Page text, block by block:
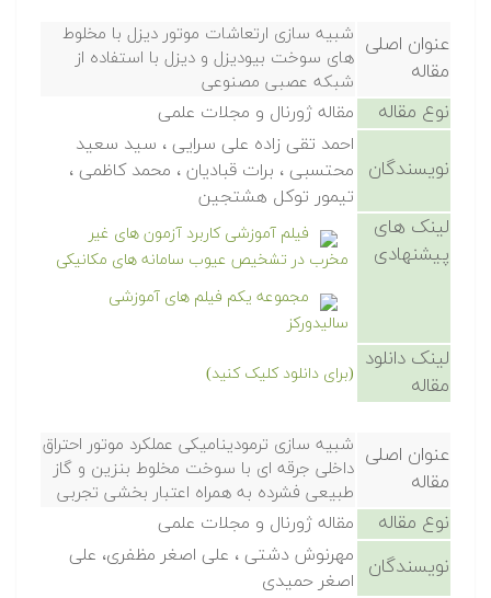
عنوان اصلی
مقاله
شبیه سازی ارتعاشات موتور دیزل با مخلوط
های سوخت بیودیزل و دیزل با استفاده از
شبکه عصبی مصنوعی
نوع مقاله مقاله ژورنال و مجلات علمی
نویسندگان
احمد تقی زاده علی سرایی ، سید سعید
محتسبی ، برات قبادیان ، محمد کاظمی ،
تیمور توکل هشتجین
لینک های
پیشنهادی
فیلم آموزشی کاربرد آزمون های غیر
مخرب در تشخیص عیوب سامانه های مکانیکی
مجموعه یکم فیلم های آموزشی
سالیدورکز
لینک دانلود
مقاله
(برای دانلود کلیک کنید)
عنوان اصلی
مقاله
شبیه سازی ترمودینامیکی عملکرد موتور احتراق
داخلی جرقه ای با سوخت مخلوط بنزین و گاز
طبیعی فشرده به همراه اعتبار بخشی تجربی
نوع مقاله مقاله ژورنال و مجلات علمی
نویسندگان
مهرنوش دشتی ، علی اصغر مظفری، علی
اصغر حمیدی